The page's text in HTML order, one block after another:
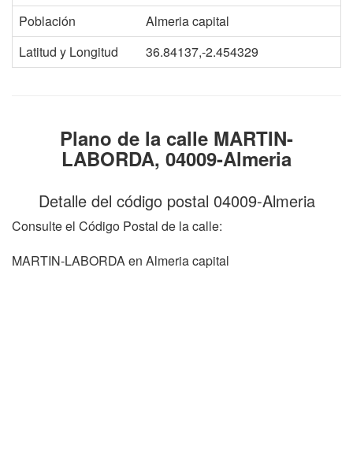
Población
Almeria capital
Latitud y Longitud
36.84137,-2.454329
Plano de la calle MARTIN-
LABORDA, 04009-Almeria
Detalle del código postal 04009-Almeria
Consulte el Código Postal de la calle:
MARTIN-LABORDA en Almeria capital